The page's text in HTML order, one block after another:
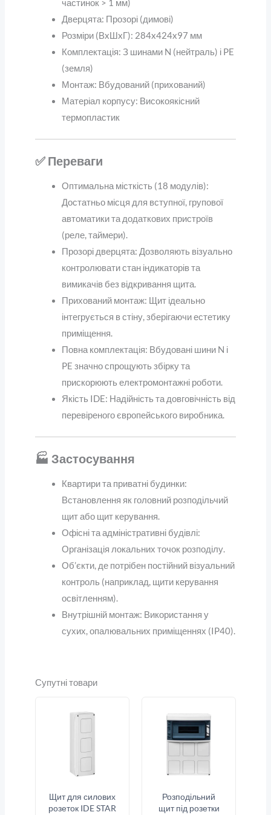
частинок > 1 мм)
Дверцята: Прозорі (димові)
Розміри (ВxШxГ): 284x424x97 мм
Комплектація: З шинами N (нейтраль) і PE
(земля)
Монтаж: Вбудований (прихований)
Матеріал корпусу: Високоякісний
термопластик
✅ Переваги
Оптимальна місткість (18 модулів):
Достатньо місця для вступної, групової
автоматики та додаткових пристроїв
(реле, таймери).
Прозорі дверцята: Дозволяють візуально
контролювати стан індикаторів та
вимикачів без відкривання щита.
Прихований монтаж: Щит ідеально
інтегрується в стіну, зберігаючи естетику
приміщення.
Повна комплектація: Вбудовані шини N і
PE значно спрощують збірку та
прискорюють електромонтажні роботи.
Якість IDE: Надійність та довговічність від
перевіреного європейського виробника.
🏭 Застосування
Квартири та приватні будинки:
Встановлення як головний розподільчий
щит або щит керування.
Офісні та адміністративні будівлі:
Організація локальних точок розподілу.
Об’єкти, де потрібен постійний візуальний
контроль (наприклад, щити керування
освітленням).
Внутрішній монтаж: Використання у
сухих, опалювальних приміщеннях (IP40).
Супутні товари
Щит для силових
розеток IDE STAR
Розподільний
щит під розетки